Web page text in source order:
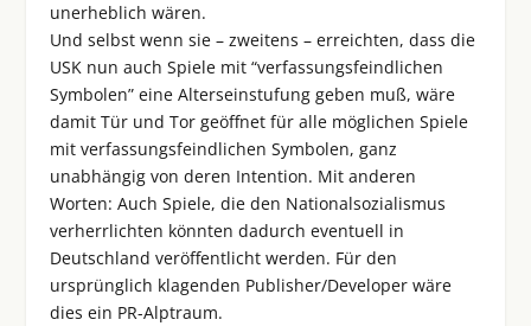
unerheblich wären.
Und selbst wenn sie – zweitens – erreichten, dass die
USK nun auch Spiele mit “verfassungsfeindlichen
Symbolen” eine Alterseinstufung geben muß, wäre
damit Tür und Tor geöffnet für alle möglichen Spiele
mit verfassungsfeindlichen Symbolen, ganz
unabhängig von deren Intention. Mit anderen
Worten: Auch Spiele, die den Nationalsozialismus
verherrlichten könnten dadurch eventuell in
Deutschland veröffentlicht werden. Für den
ursprünglich klagenden Publisher/Developer wäre
dies ein PR-Alptraum.